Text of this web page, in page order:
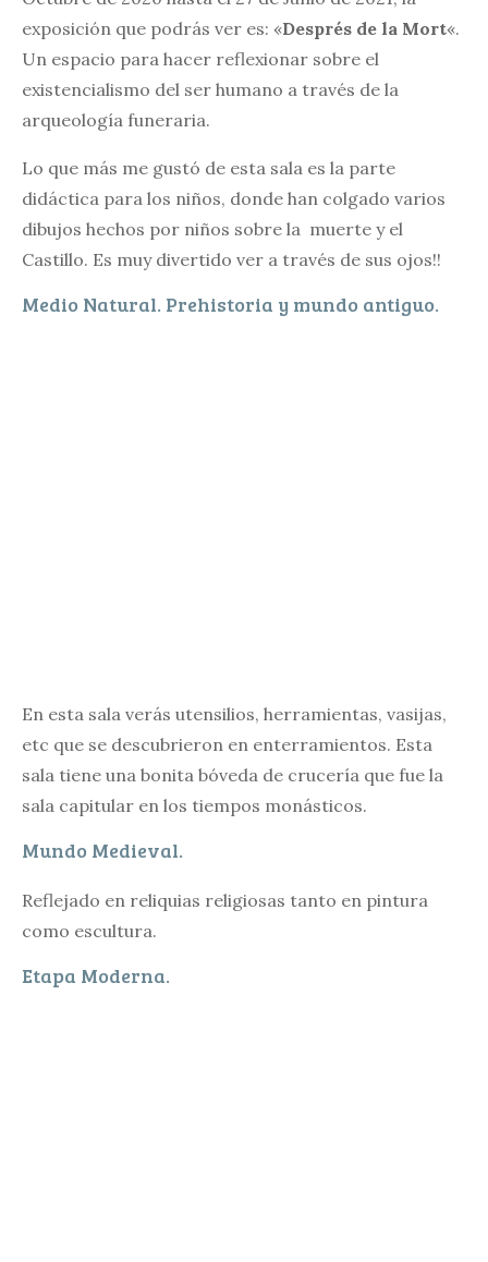
exposición que podrás ver es: «Després de la Mort«.
Un espacio para hacer reflexionar sobre el
existencialismo del ser humano a través de la
arqueología funeraria.
Lo que más me gustó de esta sala es la parte
didáctica para los niños, donde han colgado varios
dibujos hechos por niños sobre la muerte y el
Castillo. Es muy divertido ver a través de sus ojos!!
Medio Natural. Prehistoria y mundo antiguo.
En esta sala verás utensilios, herramientas, vasijas,
etc que se descubrieron en enterramientos. Esta
sala tiene una bonita bóveda de crucería que fue la
sala capitular en los tiempos monásticos.
Mundo Medieval.
Reflejado en reliquias religiosas tanto en pintura
como escultura.
Etapa Moderna.